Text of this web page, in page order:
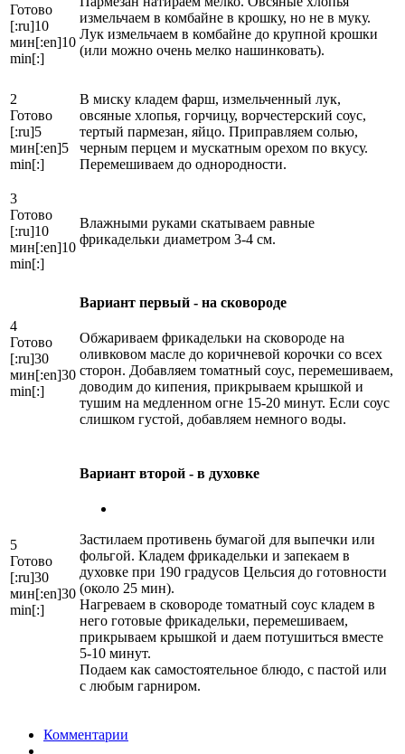
Готово
[:ru]10
мин[:en]10
min[:]
измельчаем в комбайне в крошку, но не в муку.
Лук измельчаем в комбайне до крупной крошки
(или можно очень мелко нашинковать).
2
Готово
[:ru]5
мин[:en]5
min[:]
В миску кладем фарш, измельченный лук,
овсяные хлопья, горчицу, ворчестерский соус,
тертый пармезан, яйцо. Приправляем солью,
черным перцем и мускатным орехом по вкусу.
Перемешиваем до однородности.
3
Готово
[:ru]10
мин[:en]10
min[:]
Влажными руками скатываем равные
фрикадельки диаметром 3-4 см.
4
Готово
[:ru]30
мин[:en]30
min[:]
Вариант первый - на сковороде
Обжариваем фрикадельки на сковороде на
оливковом масле до коричневой корочки со всех
сторон. Добавляем томатный соус, перемешиваем,
доводим до кипения, прикрываем крышкой и
тушим на медленном огне 15-20 минут. Если соус
слишком густой, добавляем немного воды.
5
Готово
[:ru]30
мин[:en]30
min[:]
Вариант второй - в духовке
Застилаем противень бумагой для выпечки или
фольгой. Кладем фрикадельки и запекаем в
духовке при 190 градусов Цельсия до готовности
(около 25 мин).
Нагреваем в сковороде томатный соус кладем в
него готовые фрикадельки, перемешиваем,
прикрываем крышкой и даем потушиться вместе
5-10 минут.
Подаем как самостоятельное блюдо, с пастой или
с любым гарниром.
Комментарии